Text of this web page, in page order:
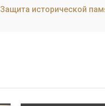
Защита исторической